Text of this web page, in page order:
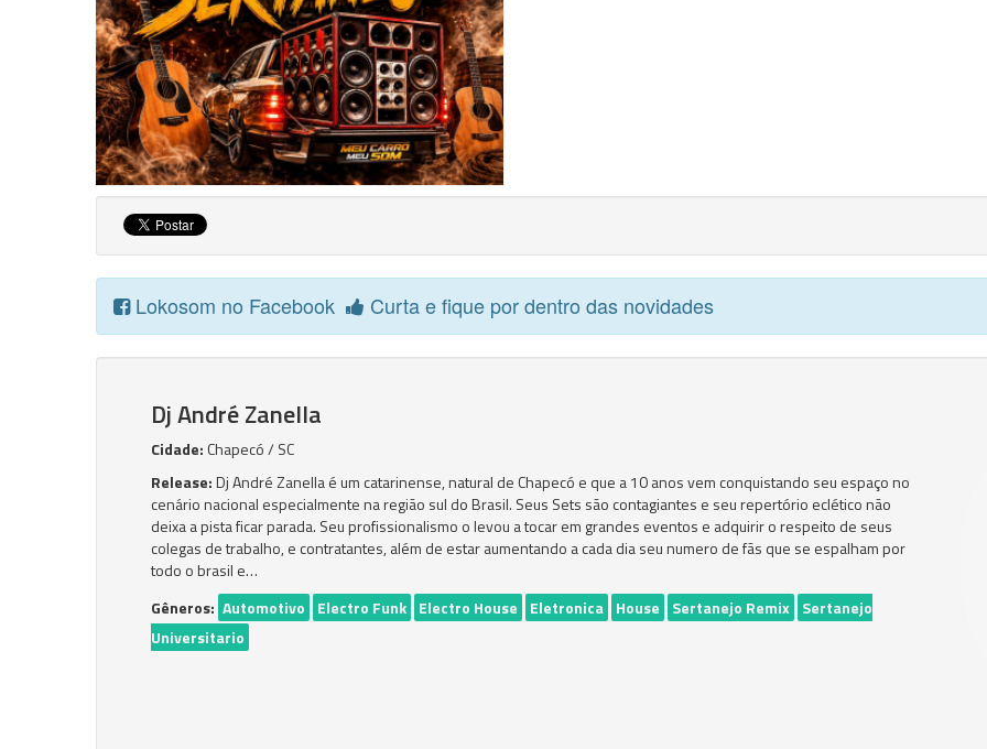
Lokosom no Facebook Curta e fique por dentro das novidades
Dj André Zanella
Cidade: Chapecó / SC
Release:Dj André Zanella é um catarinense, natural de Chapecó e que a 10 anos vem conquistando seu espaço no
cenário nacional especialmente na região sul do Brasil. Seus Sets são contagiantes e seu repertório eclético não
deixa a pista ficar parada. Seu profissionalismo o levou a tocar em grandes eventos e adquirir o respeito de seus
colegas de trabalho, e contratantes, além de estar aumentando a cada dia seu numero de fãs que se espalham por
todo o brasil e…
Gêneros: Automotivo Electro Funk Electro House Eletronica House Sertanejo Remix Sertanejo
Universitario